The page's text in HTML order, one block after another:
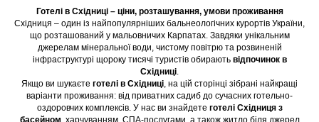
Готелі в Східниці – ціни, розташування, умови проживання
Східниця – один із найпопулярніших бальнеологічних курортів України,
що розташований у мальовничих Карпатах. Завдяки унікальним
джерелам мінеральної води, чистому повітрю та розвиненій
інфраструктурі щороку тисячі туристів обирають відпочинок в
Східниці.
Якщо ви шукаєте готелі в Східниці, на цій сторінці зібрані найкращі
варіанти проживання: від приватних садиб до сучасних готельно-
оздоровчих комплексів. У нас ви знайдете готелі Східниця з
басейном, харчуванням, СПА-послугами, а також житло біля джерел